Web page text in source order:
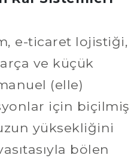
e-ticaret lojistiği,
ve küçük
(elle)
için biçilmiş
yüksekliğini
bölen